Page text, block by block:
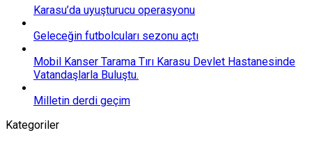
Karasu’da uyuşturucu operasyonu
Geleceğin futbolcuları sezonu açtı
Mobil Kanser Tarama Tırı Karasu Devlet Hastanesinde
Vatandaşlarla Buluştu.
Milletin derdi geçim
Kategoriler